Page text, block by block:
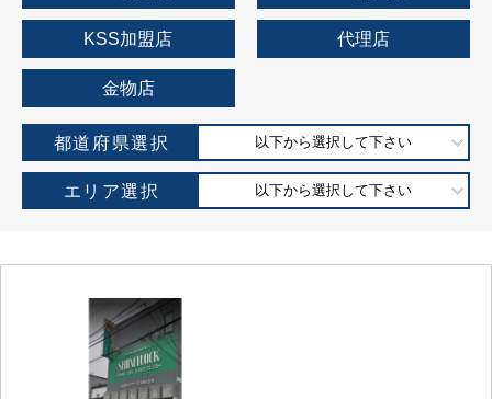
KSS加盟店 代理店
金物店
都道府県選択 以下から選択して下さい
エリア選択 以下から選択して下さい